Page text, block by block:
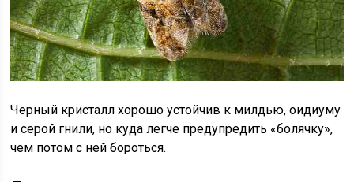
Черный кристалл хорошо устойчив к милдью, оидиуму
и серой гнили, но куда легче предупредить «болячку»,
чем потом с ней бороться.